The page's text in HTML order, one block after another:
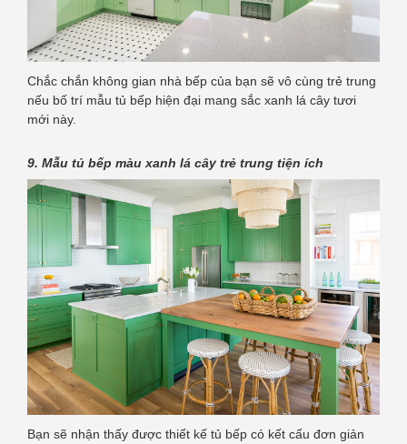
Chắc chắn không gian nhà bếp của bạn sẽ vô cùng trẻ trung
nếu bố trí mẫu tủ bếp hiện đại mang sắc xanh lá cây tươi
mới này.
9. Mẫu tủ bếp màu xanh lá cây trẻ trung tiện ích
Bạn sẽ nhận thấy được thiết kế tủ bếp có kết cấu đơn giản